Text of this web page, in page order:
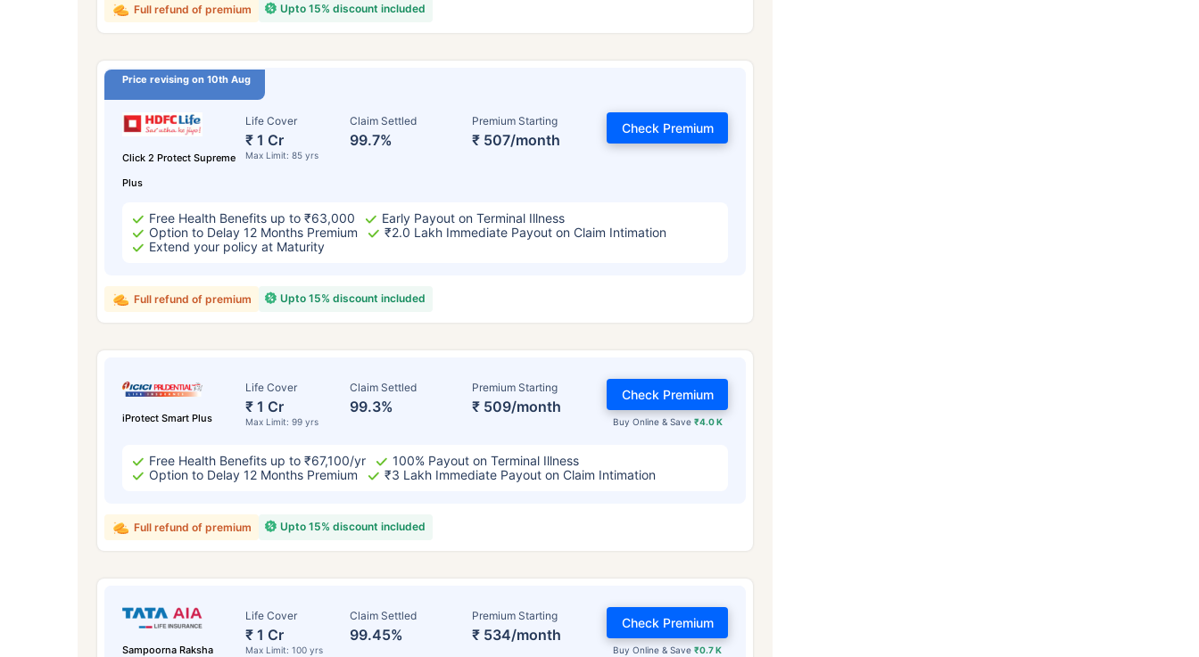
Upto 15% discount included
Full refund of premium
Price revising on 10th Aug
Click 2 Protect Supreme
Plus
Life Cover
₹ 1 Cr
Max Limit: 85 yrs
Claim Settled
99.7%
Premium Starting
₹ 507/month
Check Premium
Free Health Benefits up to ₹63,000
Early Payout on Terminal Illness
Option to Delay 12 Months Premium
₹2.0 Lakh Immediate Payout on Claim Intimation
Extend your policy at Maturity
Upto 15% discount included
Full refund of premium
iProtect Smart Plus
Life Cover
₹ 1 Cr
Max Limit: 99 yrs
Claim Settled
99.3%
Premium Starting
₹ 509/month
Buy Online & Save ₹4.0 K
Check Premium
Free Health Benefits up to ₹67,100/yr
100% Payout on Terminal Illness
Option to Delay 12 Months Premium
₹3 Lakh Immediate Payout on Claim Intimation
Upto 15% discount included
Full refund of premium
Sampoorna Raksha
Life Cover
₹ 1 Cr
Max Limit: 100 yrs
Claim Settled
99.45%
Premium Starting
₹ 534/month
Buy Online & Save₹0.7 K
Check Premium
24 वर्षे
₹ 434/महिना ₹ 630/महिना*
*₹434 प्रति महिना, 1 कोटीच्या टर्म लाइफ विम्यासाठी सुरुवातीची किंमत आहे — धूम्रपान न करणाऱ्या, कोणतेही पूर्व-विद्यमान आजार नसलेल्या व्यक्तीसाठी, 36 वर्षे वयापर्यंत कव्हर। *₹630 प्रति महिना, 1 कोटीच्या टर्म लाइफ विम्यासाठी
सुरुवातीची किंमत आहे — धूम्रपान न करणाऱ्या, कोणतेही पूर्व-विद्यमान आजार नसलेल्या व्यक्तीसाठी, 46 वर्षे वयापर्यंत कव्हर। *₹1,376 प्रति महिना, 1 कोटीच्या टर्म लाइफ विम्यासाठी सुरुवातीची किंमत आहे — धूम्रपान न करणाऱ्या, कोणतेही पूर्व-
विद्यमान आजार नसलेल्या व्यक्तीसाठी, 56 वर्षे वयापर्यंत कव्हर।